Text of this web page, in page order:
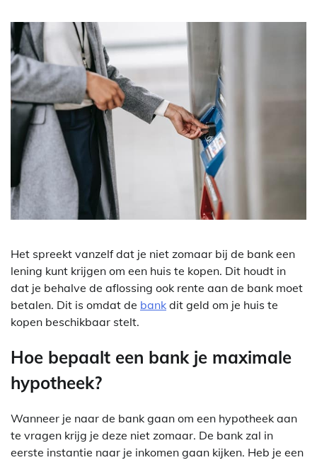
Het spreekt vanzelf dat je niet zomaar bij de bank een
lening kunt krijgen om een huis te kopen. Dit houdt in
dat je behalve de aflossing ook rente aan de bank moet
betalen. Dit is omdat de bank dit geld om je huis te
kopen beschikbaar stelt.
Hoe bepaalt een bank je maximale
hypotheek?
Wanneer je naar de bank gaan om een hypotheek aan
te vragen krijg je deze niet zomaar. De bank zal in
eerste instantie naar je inkomen gaan kijken. Heb je een